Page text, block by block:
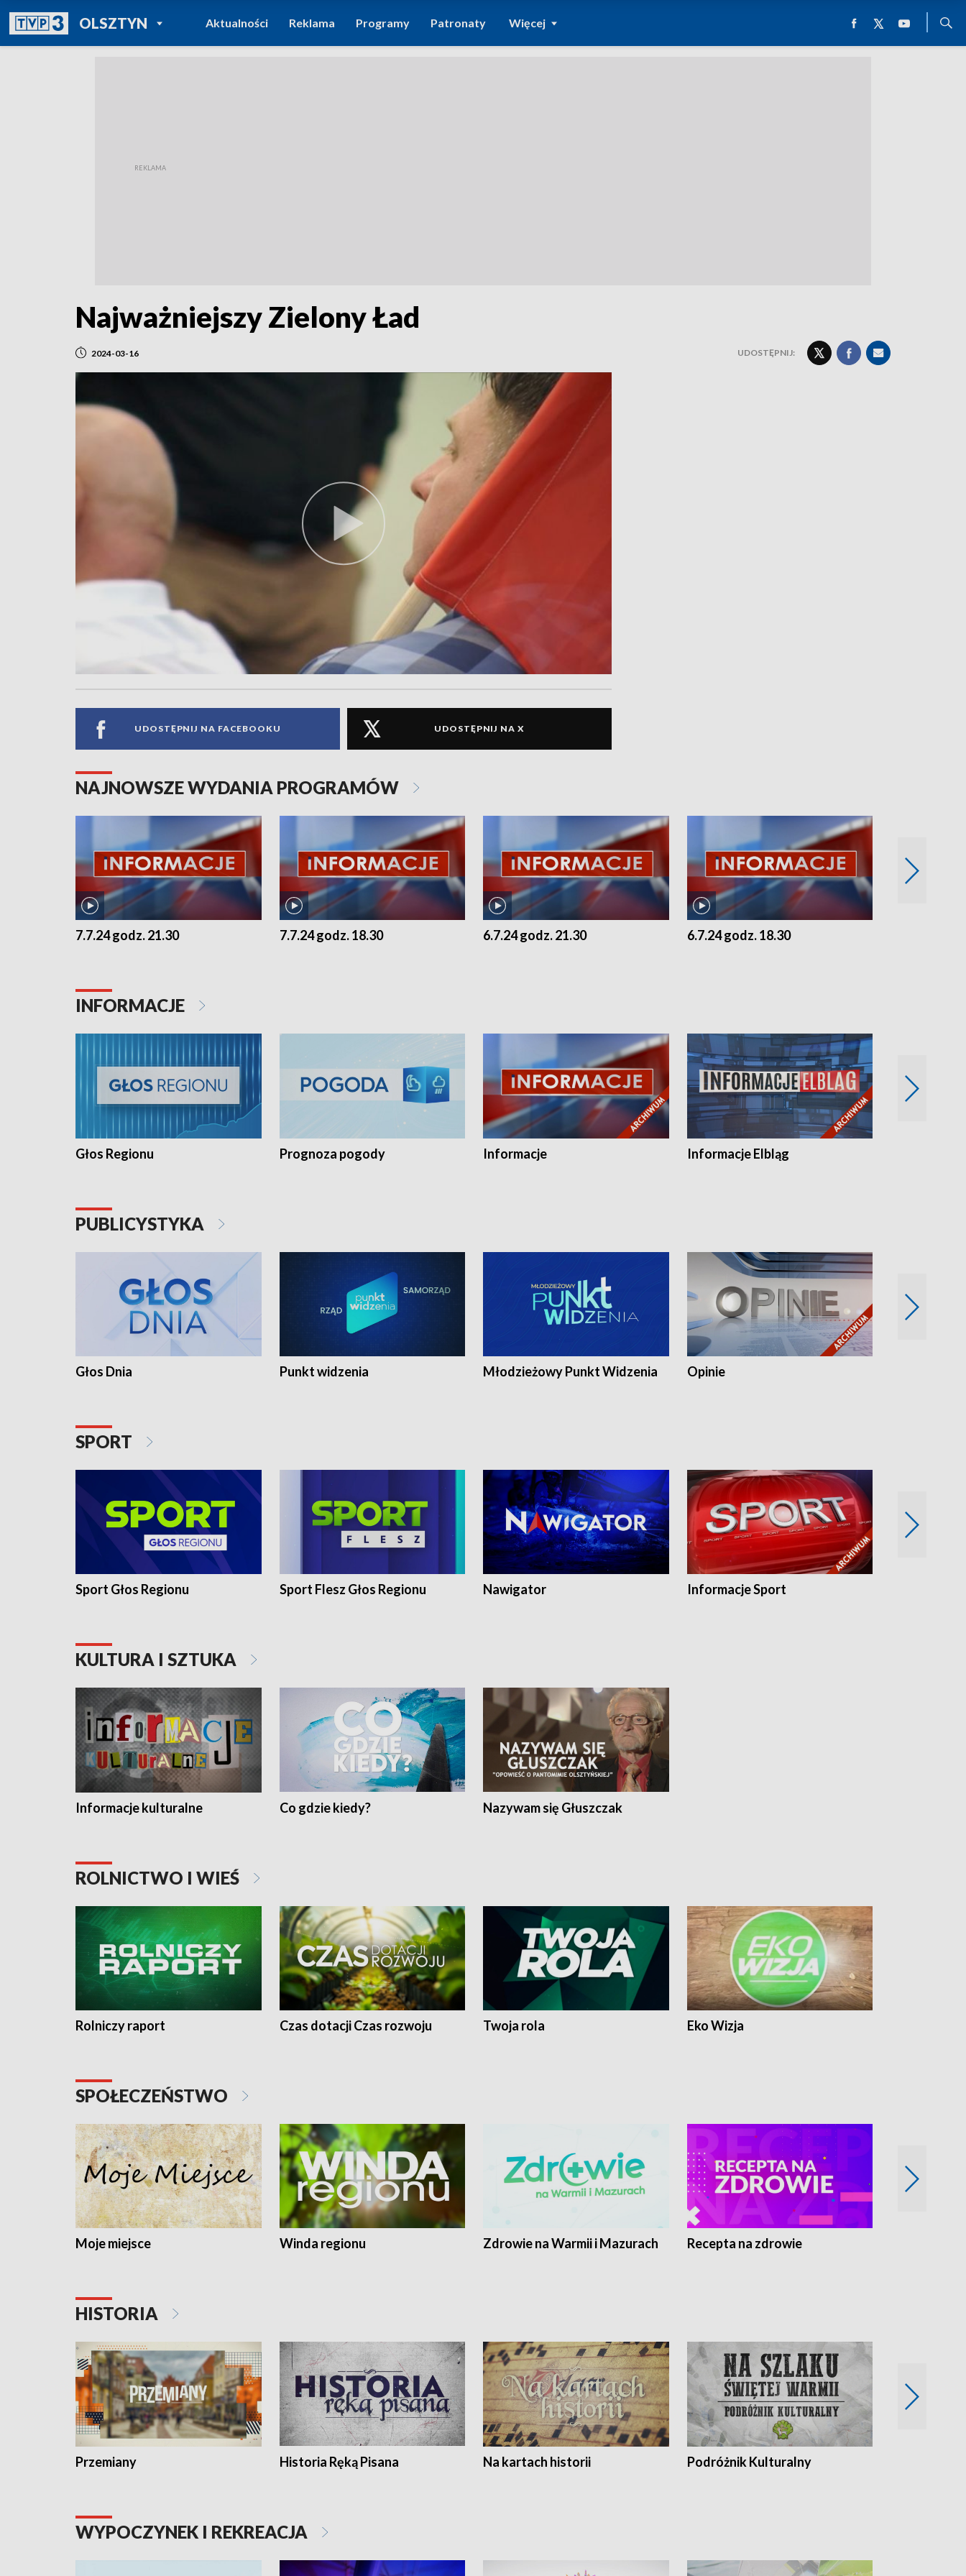
OLSZTYNPOWRÓT DO
TVP REGIONY
Aktualności Reklama Programy Patronaty Więcej
Najważniejszy Zielony Ład
2024-03-16 UDOSTĘPNIJ:
UDOSTĘPNIJ NA FACEBOOKU UDOSTĘPNIJ NA X
NAJNOWSZE WYDANIA PROGRAMÓW
7.7.24 godz. 21.30 7.7.24 godz. 18.30 6.7.24 godz. 21.30 6.7.24 godz. 18.30
INFORMACJE
Głos Regionu Prognoza pogody Informacje Informacje Elbląg
PUBLICYSTYKA
Głos Dnia Punkt widzenia Młodzieżowy Punkt Widzenia Opinie
SPORT
Sport Głos Regionu Sport Flesz Głos Regionu Nawigator Informacje Sport
KULTURA I SZTUKA
Informacje kulturalne Co gdzie kiedy? Nazywam się Głuszczak
ROLNICTWO I WIEŚ
Rolniczy raport Czas dotacji Czas rozwoju Twoja rola Eko Wizja
SPOŁECZEŃSTWO
Moje miejsce Winda regionu Zdrowie na Warmii i Mazurach Recepta na zdrowie
HISTORIA
Przemiany Historia Ręką Pisana Na kartach historii Podróżnik Kulturalny
WYPOCZYNEK I REKREACJA